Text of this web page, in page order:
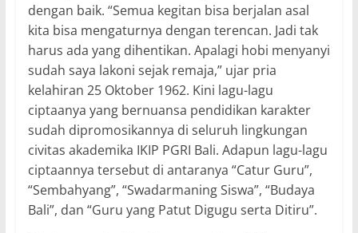
dengan baik. “Semua kegitan bisa berjalan asal
kita bisa mengaturnya dengan terencan. Jadi tak
harus ada yang dihentikan. Apalagi hobi menyanyi
sudah saya lakoni sejak remaja,” ujar pria
kelahiran 25 Oktober 1962. Kini lagu-lagu
ciptaanya yang bernuansa pendidikan karakter
sudah dipromosikannya di seluruh lingkungan
civitas akademika IKIP PGRI Bali. Adapun lagu-lagu
ciptaannya tersebut di antaranya “Catur Guru”,
“Sembahyang”, “Swadarmaning Siswa”, “Budaya
Bali”, dan “Guru yang Patut Digugu serta Ditiru”.